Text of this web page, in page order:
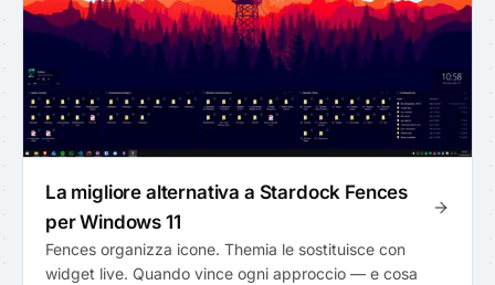
La migliore alternativa a Stardock Fences
per Windows 11
Fences organizza icone. Themia le sostituisce con
widget live. Quando vince ogni approccio — e cosa